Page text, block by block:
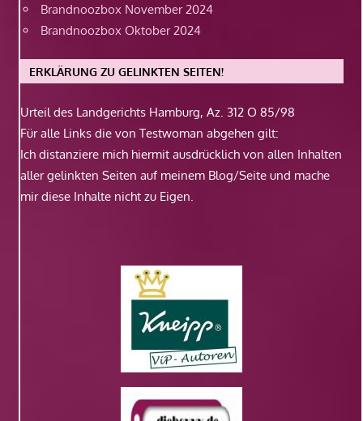
Brandnoozbox November 2024
Brandnoozbox Oktober 2024
ERKLÄRUNG ZU GELINKTEN SEITEN!
Urteil des Landgerichts Hamburg, Az. 312 O 85/98
Für alle Links die von Testwoman abgehen gilt:
Ich distanziere mich hiermit ausdrücklich von allen Inhalten
aller gelinkten Seiten auf meinem Blog/Seite und mache
mir diese Inhalte nicht zu Eigen.